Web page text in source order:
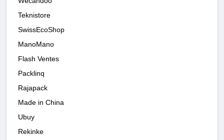
Teknistore
SwissEcoShop
ManoMano
Flash Ventes
Packlinq
Rajapack
Made in China
Ubuy
Rekinke